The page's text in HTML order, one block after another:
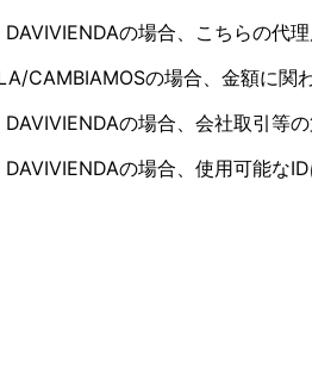
の場合、こちらの代
CAMBIAMOSの場合、金額に関
の場合、会社取引等
DAVIVIENDAの場合、使用可能